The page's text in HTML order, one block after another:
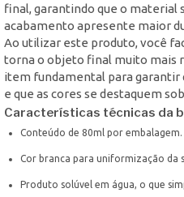
final, garantindo que o material
acabamento apresente maior
Ao utilizar este produto, você
torna o objeto final muito mais
item fundamental para
e que as cores se destaquem
Características técnicas da
Conteúdo de 80ml por embalagem.
Cor branca para uniformização da
Produto solúvel em água, o que